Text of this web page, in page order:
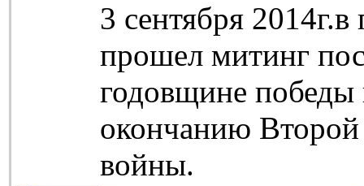
3 сентября
прошел митинг
годовщине
окончанию
войны.